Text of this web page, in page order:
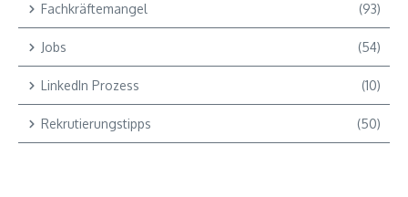
Fachkräftemangel (93)
Jobs (54)
LinkedIn Prozess (10)
Rekrutierungstipps (50)